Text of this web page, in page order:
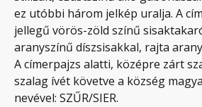
ez utóbbi három jelkép uralja. A
jellegű vörös-zöld színű
aranyszínű díszsisakkal, rajta
A címerpajzs alatti, középre zárt
szalag ívét követve a község
nevével: SZŰR/SIER.